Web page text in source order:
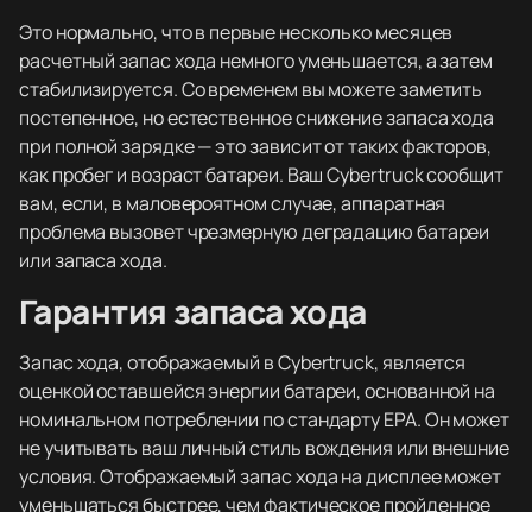
Это нормально, что в первые несколько месяцев
расчетный запас хода немного уменьшается, а затем
стабилизируется. Со временем вы можете заметить
постепенное, но естественное снижение запаса хода
при полной зарядке — это зависит от таких факторов,
как пробег и возраст батареи. Ваш Cybertruck сообщит
вам, если, в маловероятном случае, аппаратная
проблема вызовет чрезмерную деградацию батареи
или запаса хода.
Гарантия запаса хода
Запас хода, отображаемый в Cybertruck, является
оценкой оставшейся энергии батареи, основанной на
номинальном потреблении по стандарту EPA. Он может
не учитывать ваш личный стиль вождения или внешние
условия. Отображаемый запас хода на дисплее может
уменьшаться быстрее, чем фактическое пройденное